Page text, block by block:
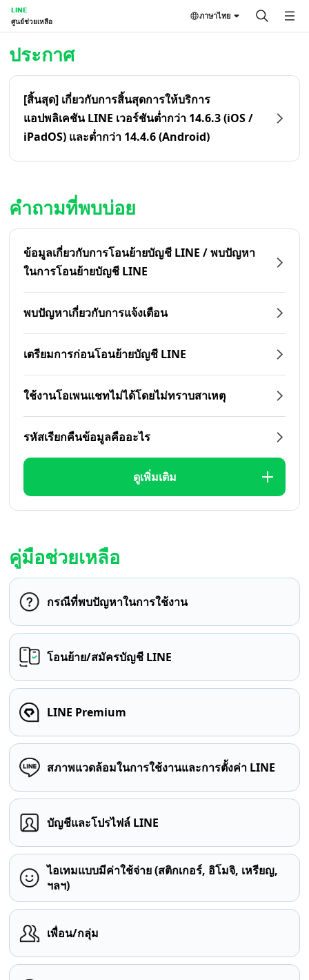
LINE
ศูนย์ช่วยเหลือ
ภาษาไทย
ประกาศ
[สิ้นสุด] เกี่ยวกับการสิ้นสุดการให้บริการ
แอปพลิเคชัน LINE เวอร์ชันต่ำกว่า 14.6.3 (iOS /
iPadOS) และต่ำกว่า 14.4.6 (Android)
คำถามที่พบบ่อย
ข้อมูลเกี่ยวกับการโอนย้ายบัญชี LINE / พบปัญหา
ในการโอนย้ายบัญชี LINE
พบปัญหาเกี่ยวกับการแจ้งเตือน
เตรียมการก่อนโอนย้ายบัญชี LINE
ใช้งานโอเพนแชทไม่ได้โดยไม่ทราบสาเหตุ
รหัสเรียกคืนข้อมูลคืออะไร
ดูเพิ่มเติม
คู่มือช่วยเหลือ
กรณีที่พบปัญหาในการใช้งาน
โอนย้าย/สมัครบัญชี LINE
LINE Premium
สภาพแวดล้อมในการใช้งานและการตั้งค่า LINE
บัญชีและโปรไฟล์ LINE
ไอเทมแบบมีค่าใช้จ่าย (สติกเกอร์, อิโมจิ, เหรียญ,
ฯลฯ)
เพื่อน/กลุ่ม